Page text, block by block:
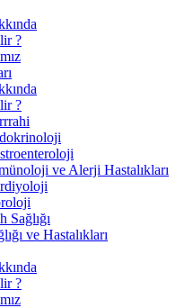
?
?
ve Alerji Hastalıkları
Sağlığı
ve Hastalıkları
?